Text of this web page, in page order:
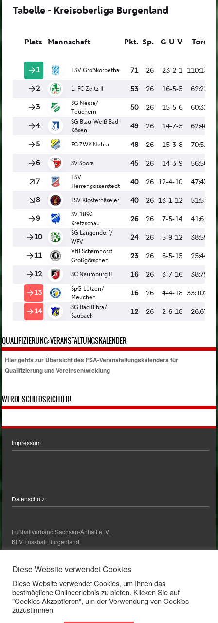
QUALIFIZIERUNG: VERANSTALTUNGSKALENDER
Hier gehts zur Übersicht des FSA-Veranstaltungskalenders für
Qualifizierung und Vereinsentwicklung
WERDE SCHIEDSRICHTER!
Impressum
Datenschutz
Fußballverband Sachsen-Anhalt e. V.
KFV Fussball Burgenland
kontakt@kfv-fussball-burgenland.de
Kontakt
Diese Website verwendet Cookies
Diese Website verwendet Cookies, um Ihnen das
bestmögliche Onlineerlebnis zu bieten. Klicken Sie auf
"Cookies Akzeptieren", um der Verwendung von Cookies
zuzustimmen.